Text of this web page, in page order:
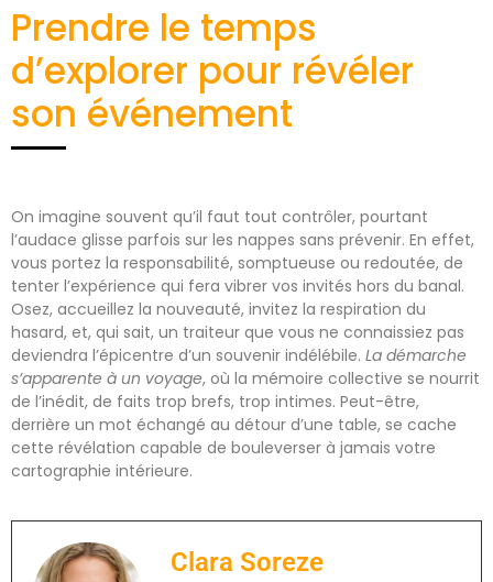
Prendre le temps
d’explorer pour révéler
son événement
On imagine souvent qu’il faut tout contrôler, pourtant
l’audace glisse parfois sur les nappes sans prévenir. En effet,
vous portez la responsabilité, somptueuse ou redoutée, de
tenter l’expérience qui fera vibrer vos invités hors du banal.
Osez, accueillez la nouveauté, invitez la respiration du
hasard, et, qui sait, un traiteur que vous ne connaissiez pas
deviendra l’épicentre d’un souvenir indélébile. La démarche
s’apparente à un voyage, où la mémoire collective se nourrit
de l’inédit, de faits trop brefs, trop intimes. Peut-être,
derrière un mot échangé au détour d’une table, se cache
cette révélation capable de bouleverser à jamais votre
cartographie intérieure.
Clara Soreze